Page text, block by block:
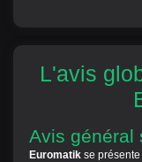
L'avis
Avis général
Euromatikse présente